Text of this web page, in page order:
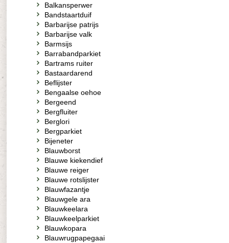
Balkansperwer
Bandstaartduif
Barbarijse patrijs
Barbarijse valk
Barmsijs
Barrabandparkiet
Bartrams ruiter
Bastaardarend
Beflijster
Bengaalse oehoe
Bergeend
Bergfluiter
Berglori
Bergparkiet
Bijeneter
Blauwborst
Blauwe kiekendief
Blauwe reiger
Blauwe rotslijster
Blauwfazantje
Blauwgele ara
Blauwkeelara
Blauwkeelparkiet
Blauwkopara
Blauwrugpapegaai